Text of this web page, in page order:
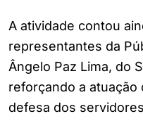
A atividade contou
representantes da
Ângelo Paz Lima, do
reforçando a atuação
defesa dos